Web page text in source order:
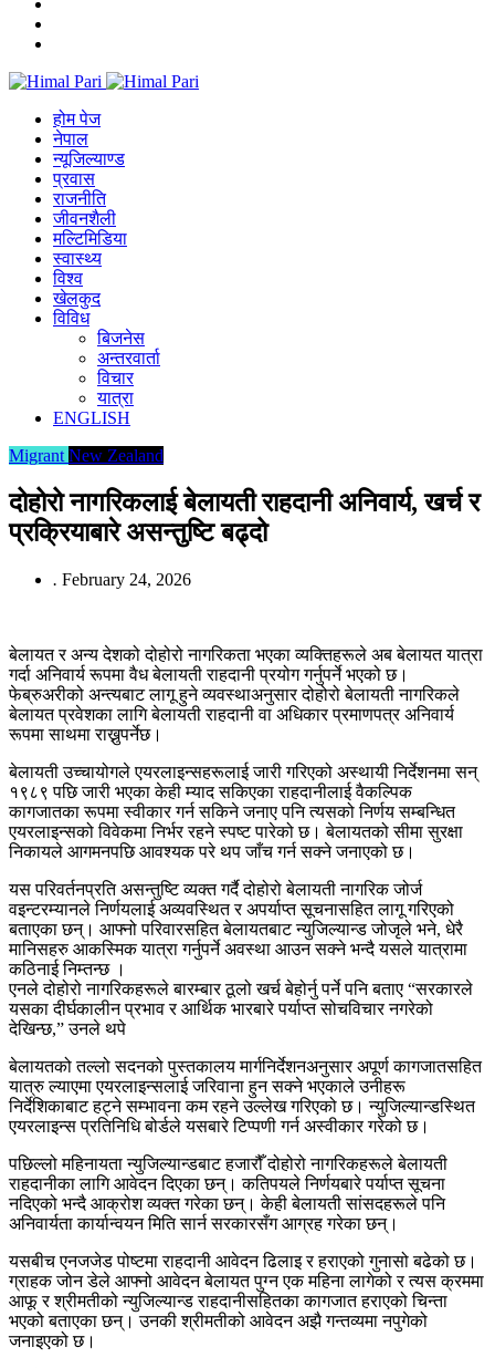
होम पेज
नेपाल
न्यूजिल्याण्ड
प्रवास
राजनीति
जीवनशैली
मल्टिमिडिया
स्वास्थ्य
विश्व
खेलकुद
विविध
बिजनेस
अन्तरवार्ता
विचार
यात्रा
ENGLISH
Migrant New Zealand
दोहोरो नागरिकलाई बेलायती राहदानी अनिवार्य, खर्च र
प्रक्रियाबारे असन्तुष्टि बढ्दो
. February 24, 2026
बेलायत र अन्य देशको दोहोरो नागरिकता भएका व्यक्तिहरूले अब बेलायत यात्रा
गर्दा अनिवार्य रूपमा वैध बेलायती राहदानी प्रयोग गर्नुपर्ने भएको छ।
फेब्रुअरीको अन्त्यबाट लागू हुने व्यवस्थाअनुसार दोहोरो बेलायती नागरिकले
बेलायत प्रवेशका लागि बेलायती राहदानी वा अधिकार प्रमाणपत्र अनिवार्य
रूपमा साथमा राख्नुपर्नेछ।
बेलायती उच्चायोगले एयरलाइन्सहरूलाई जारी गरिएको अस्थायी निर्देशनमा सन्
१९८९ पछि जारी भएका केही म्याद सकिएका राहदानीलाई वैकल्पिक
कागजातका रूपमा स्वीकार गर्न सकिने जनाए पनि त्यसको निर्णय सम्बन्धित
एयरलाइन्सको विवेकमा निर्भर रहने स्पष्ट पारेको छ। बेलायतको सीमा सुरक्षा
निकायले आगमनपछि आवश्यक परे थप जाँच गर्न सक्ने जनाएको छ।
यस परिवर्तनप्रति असन्तुष्टि व्यक्त गर्दै दोहोरो बेलायती नागरिक जोर्ज
वइन्टरम्यानले निर्णयलाई अव्यवस्थित र अपर्याप्त सूचनासहित लागू गरिएको
बताएका छन्। आफ्नो परिवारसहित बेलायतबाट न्युजिल्यान्ड जोजृले भने, धेरै
मानिसहरु आकस्मिक यात्रा गर्नुपर्ने अवस्था आउन सक्ने भन्दै यसले यात्रामा
कठिनाई निम्तन्छ ।
एनले दोहोरो नागरिकहरूले बारम्बार ठूलो खर्च बेहोर्नु पर्ने पनि बताए “सरकारले
यसका दीर्घकालीन प्रभाव र आर्थिक भारबारे पर्याप्त सोचविचार नगरेको
देखिन्छ,” उनले थपे
बेलायतको तल्लो सदनको पुस्तकालय मार्गनिर्देशनअनुसार अपूर्ण कागजातसहित
यात्रु ल्याएमा एयरलाइन्सलाई जरिवाना हुन सक्ने भएकाले उनीहरू
निर्देशिकाबाट हट्ने सम्भावना कम रहने उल्लेख गरिएको छ। न्युजिल्यान्डस्थित
एयरलाइन्स प्रतिनिधि बोर्डले यसबारे टिप्पणी गर्न अस्वीकार गरेको छ।
पछिल्लो महिनायता न्युजिल्यान्डबाट हजारौँ दोहोरो नागरिकहरूले बेलायती
राहदानीका लागि आवेदन दिएका छन्। कतिपयले निर्णयबारे पर्याप्त सूचना
नदिएको भन्दै आक्रोश व्यक्त गरेका छन्। केही बेलायती सांसदहरूले पनि
अनिवार्यता कार्यान्वयन मिति सार्न सरकारसँग आग्रह गरेका छन्।
यसबीच एनजजेड पोष्टमा राहदानी आवेदन ढिलाइ र हराएको गुनासो बढेको छ।
ग्राहक जोन डेले आफ्नो आवेदन बेलायत पुग्न एक महिना लागेको र त्यस क्रममा
आफू र श्रीमतीको न्युजिल्यान्ड राहदानीसहितका कागजात हराएको चिन्ता
भएको बताएका छन्। उनकी श्रीमतीको आवेदन अझै गन्तव्यमा नपुगेको
जनाइएको छ।